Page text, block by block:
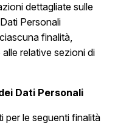
dettagliate sulle
Personali
finalità,
relative sezioni di
Dati Personali
per le seguenti finalità